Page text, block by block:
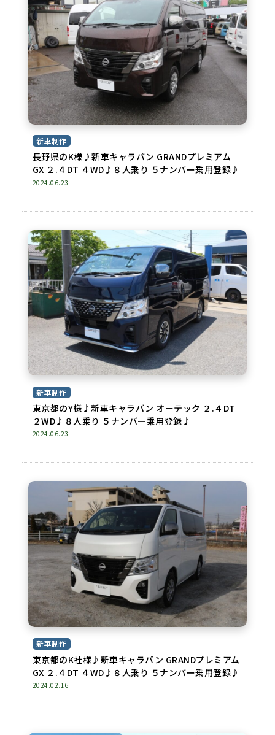
新車制作
長野県のK様♪新車キャラバン GRANDプレミアム
GX ２.４DT ４WD♪８人乗り ５ナンバー乗用登録♪
2024.06.23
新車制作
東京都のY様♪新車キャラバン オーテック ２.４DT
２WD♪８人乗り ５ナンバー乗用登録♪
2024.06.23
新車制作
東京都のK社様♪新車キャラバン GRANDプレミアム
GX ２.４DT ４WD♪８人乗り ５ナンバー乗用登録♪
2024.02.16